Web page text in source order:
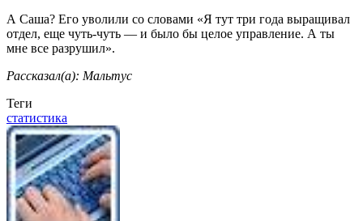
А Саша? Его уволили со словами «Я тут три года выращивал
отдел, еще чуть-чуть — и было бы целое управление. А ты
мне все разрушил».
Рассказал(а): Мальтус
Теги
статистика